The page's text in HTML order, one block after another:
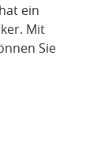
ein
Mit
Sie